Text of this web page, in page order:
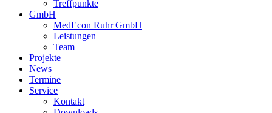
Treffpunkte
GmbH
MedEcon Ruhr GmbH
Leistungen
Team
Projekte
News
Termine
Service
Kontakt